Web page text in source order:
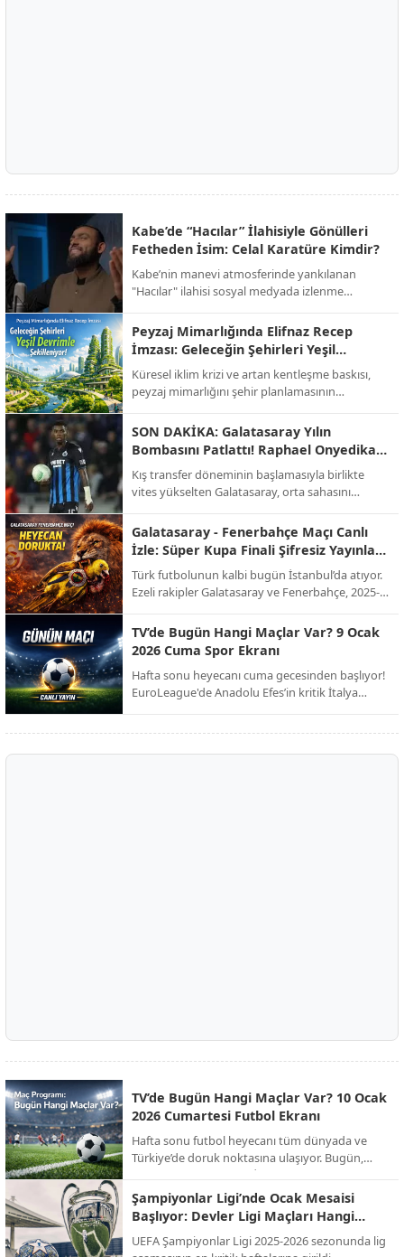
Kabe’de “Hacılar” İlahisiyle Gönülleri
Fetheden İsim: Celal Karatüre Kimdir?
Kabe’nin manevi atmosferinde yankılanan
"Hacılar" ilahisi sosyal medyada izlenme
Karatüre’nin hayatı ve biyografisi merak konusu
oldu.
Peyzaj Mimarlığında Elifnaz Recep
İmzası: Geleceğin Şehirleri Yeşil
Devrimle Şekilleniyor!
Küresel iklim krizi ve artan kentleşme baskısı,
peyzaj mimarlığını şehir planlamasının
Elifnaz Recep, modern mimarinin artık sadece
binalardan ibaret olmadığını, doğayla entegre
yaşayan "nefes alan" alanların bir zorunluluk
haline geldiğini vurguluyor.
SON DAKİKA: Galatasaray Yılın
Bombasını Patlattı! Raphael Onyedika
Transferinde Mutlu Son!
Kış transfer döneminin başlamasıyla birlikte
vites yükselten Galatasaray, orta sahasını
kırmızılı yönetim, bir süredir görüşme halinde
olduğu Nijeryalı yıldız Raphael Onyedika ve
kulübü Club Brugge ile her konuda anlaşmaya
vardı. İşte dev transferin bonservis bedeli, maaş
detayları ve sözleşme şartları!
Galatasaray - Fenerbahçe Maçı Canlı
İzle: Süper Kupa Finali Şifresiz Yayınla
Ekranda!
Türk futbolunun kalbi bugün İstanbul’da atıyor.
Ezeli rakipler Galatasaray ve Fenerbahçe, 2025-
müzelerine götürmek için karşı karşıya geliyor.
Milyonların beklediği dev derbi, şifresiz kanal
müjdesiyle futbolseverleri ekran başına kilitliyor.
TV’de Bugün Hangi Maçlar Var? 9 Ocak
2026 Cuma Spor Ekranı
Hafta sonu heyecanı cuma gecesinden başlıyor!
EuroLeague'de Anadolu Efes’in kritik İtalya
TV’de Bugün Hangi Maçlar Var? 10 Ocak
2026 Cumartesi Futbol Ekranı
Hafta sonu futbol heyecanı tüm dünyada ve
Türkiye’de doruk noktasına ulaşıyor. Bugün,
Süper Kupa finalinden İngiltere FA Cup’a,
İspanya La Liga’dan İtalya Serie A’ya kadar
onlarca kritik mücadele canlı yayınla ekranlara
gelecek. İşte günün öne çıkan maçları ve yayıncı
kuruluşları...
Şampiyonlar Ligi’nde Ocak Mesaisi
Başlıyor: Devler Ligi Maçları Hangi
Kanalda, Saat Kaçta?
UEFA Şampiyonlar Ligi 2025-2026 sezonunda lig